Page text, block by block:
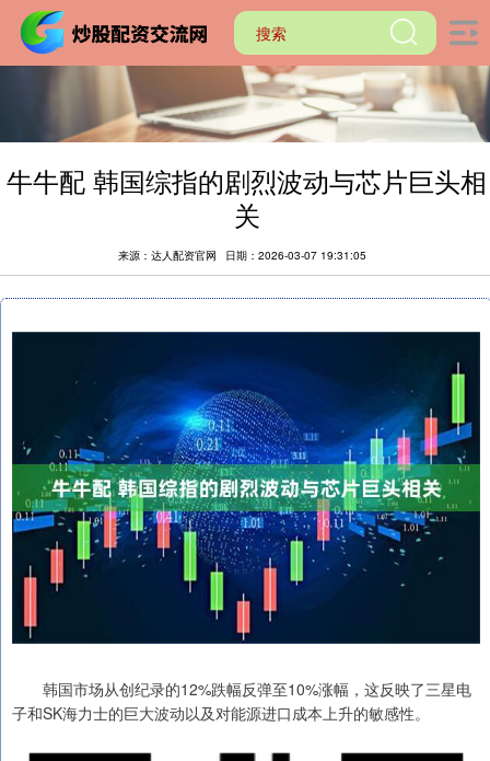
牛牛配 韩国综指的剧烈波动与芯片巨头相
关
来源：达人配资官网 日期：2026-03-07 19:31:05
韩国市场从创纪录的12%跌幅反弹至10%涨幅，这反映了三星电
子和SK海力士的巨大波动以及对能源进口成本上升的敏感性。